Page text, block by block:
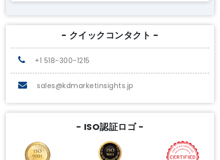
- クイックコンタクト -
+1 518-300-1215
sales@kdmarketinsights.jp
- ISO認証ロゴ -